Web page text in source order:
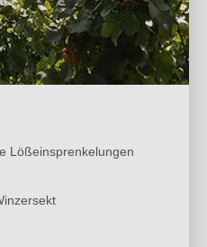
Lößeinsprenkelungen